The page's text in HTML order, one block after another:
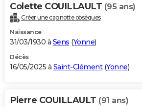
Colette COUILLAULT (95 ans)
Créer une cagnotte obsèques
Naissance
31/03/1930 à Sens (Yonne)
Décès
16/05/2025 à Saint-Clément(Yonne)
Pierre COUILLAULT (91 ans)